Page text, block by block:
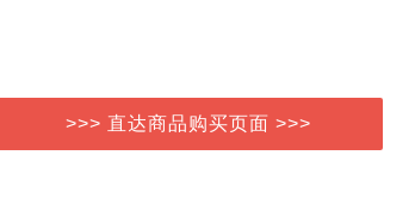
>>> 直达商品购买页面 >>>